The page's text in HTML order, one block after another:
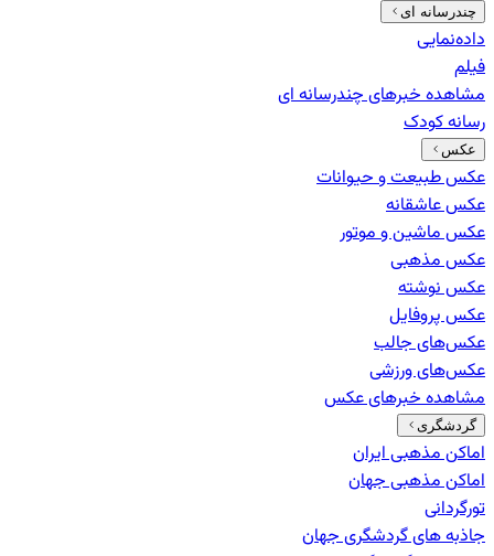
چندرسانه ای
داده‌نمایی
فیلم
مشاهده خبرهایچندرسانه ای
رسانه کودک
عکس
عکس طبیعت و حیوانات
عکس عاشقانه
عکس ماشین و موتور
عکس مذهبی
عکس نوشته
عکس پروفایل
عکس‌های جالب
عکس‌های ورزشی
مشاهده خبرهایعکس
گردشگری
اماکن مذهبی ایران
اماکن مذهبی جهان
تورگردانی
جاذبه های گردشگری جهان